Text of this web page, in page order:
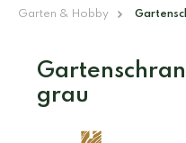
Garten & Hobby
grau